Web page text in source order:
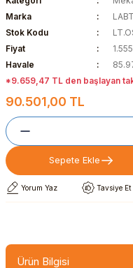
Marka
Stok Kodu
Fiyat
Havale
*9.659,47 TL den başlayan
90.501,00 TL
Sepete Ekle
Yorum Yaz Tavsiye Et
Ürün Bilgisi